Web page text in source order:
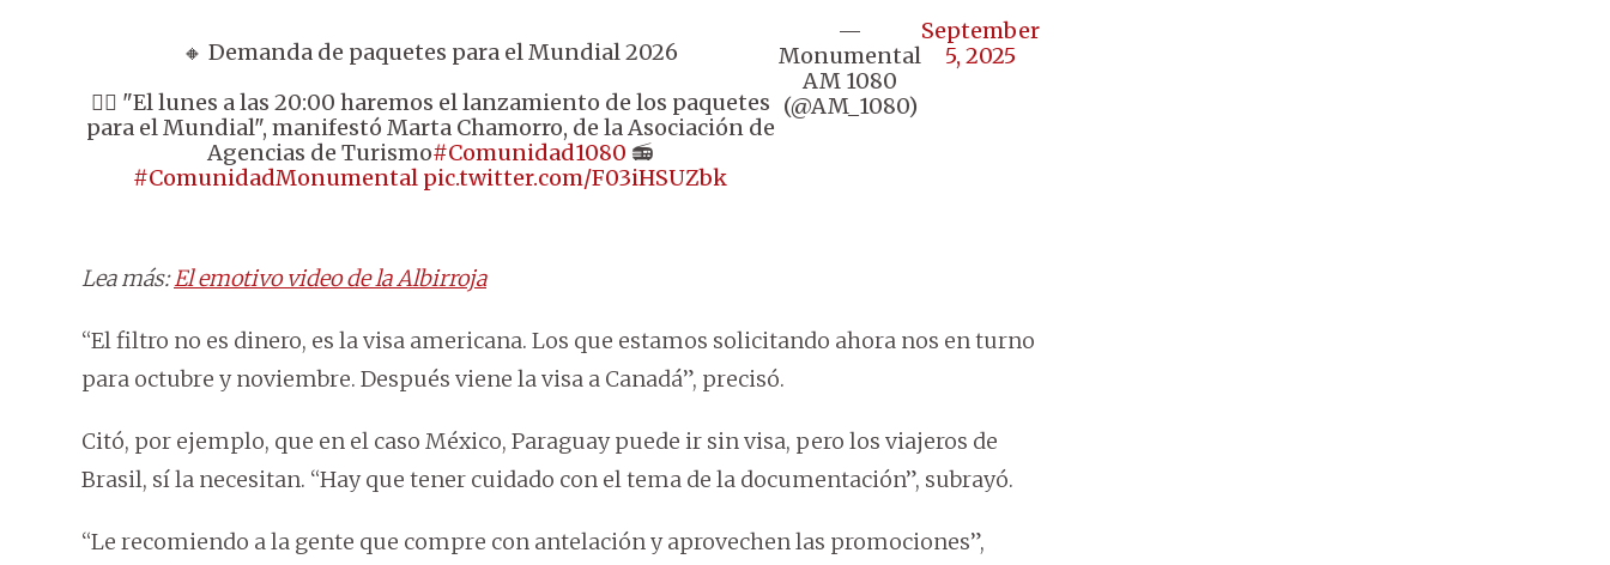
🔸 Demanda de paquetes para el Mundial 2026
👉🏼 "El lunes a las 20:00 haremos el lanzamiento de los paquetes
para el Mundial", manifestó Marta Chamorro, de la Asociación de
Agencias de Turismo#Comunidad1080 📻
#ComunidadMonumental pic.twitter.com/F03iHSUZbk
—
Monumental
AM 1080
(@AM_1080)
September
5, 2025
Lea más:El emotivo video de la Albirroja
“El filtro no es dinero, es la visa americana. Los que estamos solicitando ahora nos en turno
para octubre y noviembre. Después viene la visa a Canadá”, precisó.
Citó, por ejemplo, que en el caso México, Paraguay puede ir sin visa, pero los viajeros de
Brasil, sí la necesitan. “Hay que tener cuidado con el tema de la documentación”, subrayó.
“Le recomiendo a la gente que compre con antelación y aprovechen las promociones”,